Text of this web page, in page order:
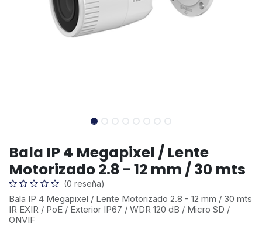
Bala IP 4 Megapixel / Lente
Motorizado 2.8 - 12 mm / 30 mts
(0 reseña)
Bala IP 4 Megapixel / Lente Motorizado 2.8 - 12 mm / 30 mts
IR EXIR / PoE / Exterior IP67 / WDR 120 dB / Micro SD /
ONVIF